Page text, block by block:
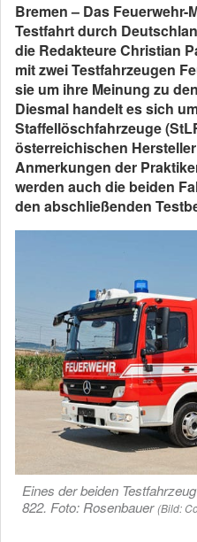
Bremen – Das Feuerwehr-
Testfahrt durch
die Redakteure Christian
mit zwei Testfahrzeugen
sie um ihre Meinung zu
Diesmal handelt es sich
Staffellöschfahrzeuge
österreichischen
Anmerkungen der
werden auch die beiden
den abschließenden
Eines der beiden
822. Foto: Rosenbauer (Bild: